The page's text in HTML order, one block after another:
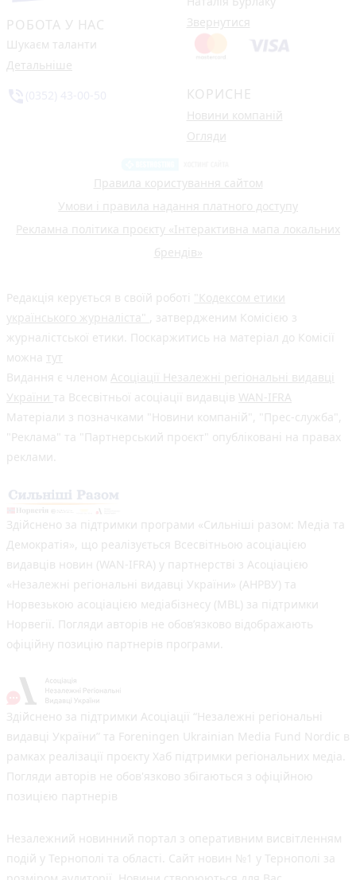
РОБОТА У НАС
Шукаєм таланти
Детальніше
Звернутися
КОРИСНЕ
Новини компаній
Огляди
Правила користування сайтом
Умови і правила надання платного доступу
Рекламна політика проєкту «Інтерактивна мапа локальних
брендів»
Редакція керується в своїй роботі "Кодексом етики
українського журналіста" , затвердженим Комісією з
журналістської етики. Поскаржитись на матеріал до Комісії
можна тут
Видання є членом Асоціації Незалежні регіональні видавці
України та Всесвітньої асоціації видавців WAN-IFRA
Матеріали з позначками "Новини компаній", "Прес-служба",
"Реклама" та "Партнерський проєкт" опубліковані на правах
реклами.
Здійснено за підтримки програми «Сильніші разом: Медіа та
Демократія», що реалізується Всесвітньою асоціацією
видавців новин (WAN-IFRA) у партнерстві з Асоціацією
«Незалежні регіональні видавці України» (АНРВУ) та
Норвезькою асоціацією медіабізнесу (MBL) за підтримки
Норвегії. Погляди авторів не обов’язково відображають
офіційну позицію партнерів програми.
Здійснено за підтримки Асоціації “Незалежні регіональні
видавці України” та Foreningen Ukrainian Media Fund Nordic в
рамках реалізації проєкту Хаб підтримки регіональних медіа.
Погляди авторів не обов'язково збігаються з офіційною
позицією партнерів
Незалежний новинний портал з оперативним висвітленням
подій у Тернополі та області. Сайт новин №1 у Тернополі за